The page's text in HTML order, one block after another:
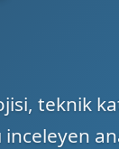
teknik